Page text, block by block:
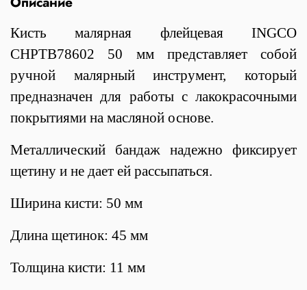
Кисть малярная флейцевая INGCO
CHPTB78602 50 мм представляет собой
ручной малярный инструмент, который
предназначен для работы с лакокрасочными
покрытиями на масляной основе.
Металлический бандаж надежно фиксирует
щетину и не дает ей рассыпаться.
Ширина кисти: 50 мм
Длина щетинок: 45 мм
Толщина кисти: 11 мм